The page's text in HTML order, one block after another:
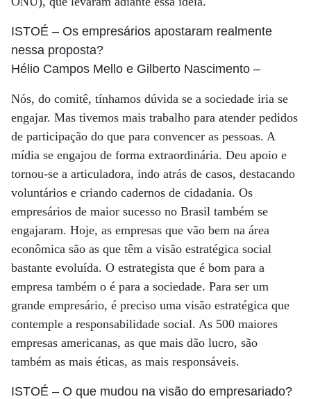
ISTOÉ – Os empresários apostaram realmente
nessa proposta?
Hélio Campos Mello e Gilberto Nascimento –
Nós, do comitê, tínhamos dúvida se a sociedade iria se
engajar. Mas tivemos mais trabalho para atender pedidos
de participação do que para convencer as pessoas. A
mídia se engajou de forma extraordinária. Deu apoio e
tornou-se a articuladora, indo atrás de casos, destacando
voluntários e criando cadernos de cidadania. Os
empresários de maior sucesso no Brasil também se
engajaram. Hoje, as empresas que vão bem na área
econômica são as que têm a visão estratégica social
bastante evoluída. O estrategista que é bom para a
empresa também o é para a sociedade. Para ser um
grande empresário, é preciso uma visão estratégica que
contemple a responsabilidade social. As 500 maiores
empresas americanas, as que mais dão lucro, são
também as mais éticas, as mais responsáveis.
ISTOÉ – O que mudou na visão do empresariado?